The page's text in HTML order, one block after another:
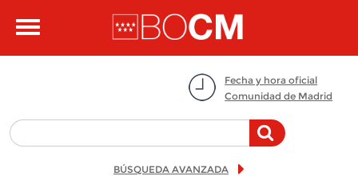
Toggle
Fecha y hora oficial
Comunidad de Madrid
BÚSQUEDA AVANZADA